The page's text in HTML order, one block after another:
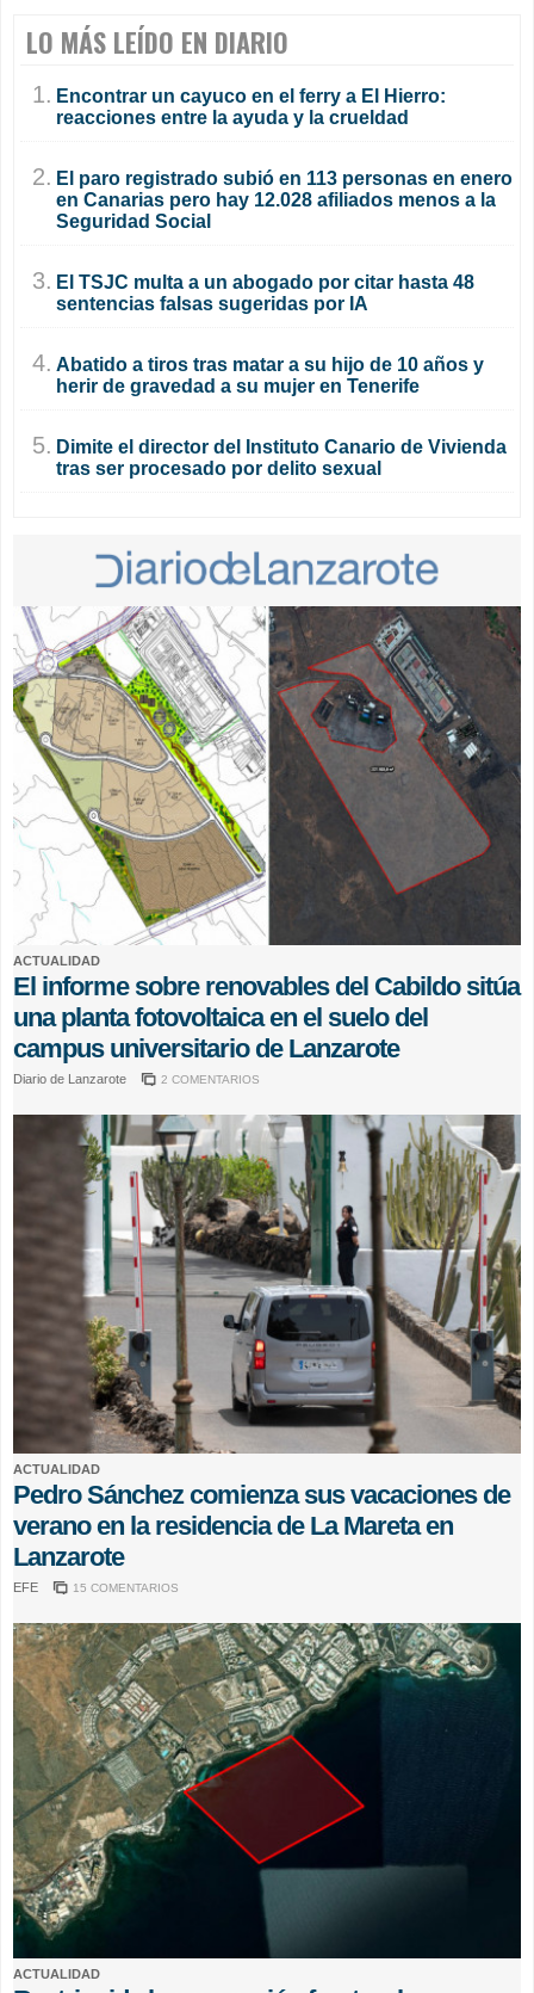
LO MÁS LEÍDO EN DIARIO
1. Encontrar un cayuco en el ferry a El Hierro:
reacciones entre la ayuda y la crueldad
2. El paro registrado subió en 113 personas en enero
en Canarias pero hay 12.028 afiliados menos a la
Seguridad Social
3. El TSJC multa a un abogado por citar hasta 48
sentencias falsas sugeridas por IA
4. Abatido a tiros tras matar a su hijo de 10 años y
herir de gravedad a su mujer en Tenerife
5. Dimite el director del Instituto Canario de Vivienda
tras ser procesado por delito sexual
ACTUALIDAD
El informe sobre renovables del Cabildo sitúa
una planta fotovoltaica en el suelo del
campus universitario de Lanzarote
Diario de Lanzarote 2 COMENTARIOS
ACTUALIDAD
Pedro Sánchez comienza sus vacaciones de
verano en la residencia de La Mareta en
Lanzarote
EFE 15 COMENTARIOS
ACTUALIDAD